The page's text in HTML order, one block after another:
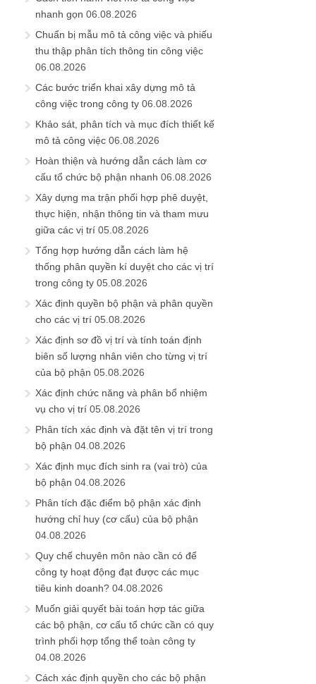
nhanh gọn 06.08.2026
Chuẩn bị mẫu mô tả công việc và phiếu
thu thập phân tích thông tin công việc
06.08.2026
Các bước triển khai xây dựng mô tả
công việc trong công ty 06.08.2026
Khảo sát, phân tích và mục đích thiết kế
mô tả công việc 06.08.2026
Hoàn thiện và hướng dẫn cách làm cơ
cấu tổ chức bộ phận nhanh 06.08.2026
Xây dựng ma trận phối hợp phê duyệt,
thực hiện, nhận thông tin và tham mưu
giữa các vị trí 05.08.2026
Tổng hợp hướng dẫn cách làm hệ
thống phân quyền kí duyệt cho các vị trí
trong công ty 05.08.2026
Xác định quyền bộ phận và phân quyền
cho các vị trí 05.08.2026
Xác định sơ đồ vị trí và tính toán định
biên số lượng nhân viên cho từng vị trí
của bộ phận 05.08.2026
Xác định chức năng và phân bổ nhiệm
vụ cho vị trí 05.08.2026
Phân tích xác định và đặt tên vị trí trong
bộ phận 04.08.2026
Xác định mục đích sinh ra (vai trò) của
bộ phận 04.08.2026
Phân tích đặc điểm bộ phận xác định
hướng chỉ huy (cơ cấu) của bộ phận
04.08.2026
Quy chế chuyên môn nào cần có để
công ty hoạt động đạt được các mục
tiêu kinh doanh? 04.08.2026
Muốn giải quyết bài toán hợp tác giữa
các bộ phận, cơ cấu tổ chức cần có quy
trình phối hợp tổng thể toàn công ty
04.08.2026
Cách xác định quyền cho các bộ phận